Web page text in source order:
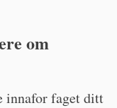
om
innafor faget ditt